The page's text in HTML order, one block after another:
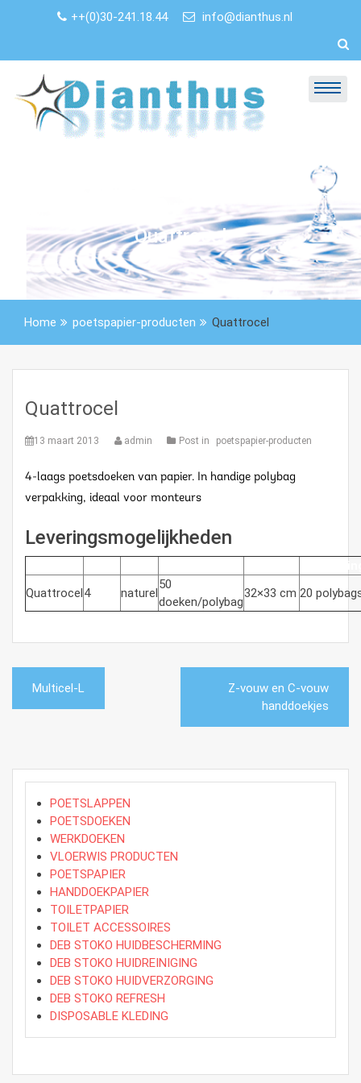
++(0)30-241.18.44 info@dianthus.nl
Quattrocel
Home poetspapier-producten Quattrocel
Quattrocel
13 maart 2013 admin Post in poetspapier-producten
4-laags poetsdoeken van papier. In handige polybag
verpakking, ideaal voor monteurs
Leveringsmogelijkheden
Quattrocel4 naturel
50
doeken/polybag
32×33 cm 20
Bericht
navigatie
Multicel-L
Z-vouw en C-vouw
handdoekjes
POETSLAPPEN
POETSDOEKEN
WERKDOEKEN
VLOERWIS PRODUCTEN
POETSPAPIER
HANDDOEKPAPIER
TOILETPAPIER
TOILET ACCESSOIRES
DEB STOKO HUIDBESCHERMING
DEB STOKO HUIDREINIGING
DEB STOKO HUIDVERZORGING
DEB STOKO REFRESH
DISPOSABLE KLEDING